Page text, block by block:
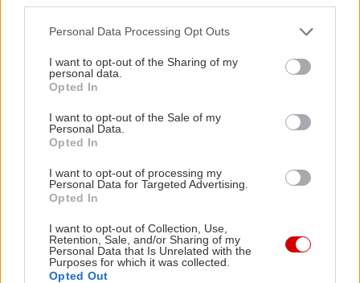
Please note that this website/app uses one or more Google
not limited to your visit or usage behaviour. You may click to
grant or deny consent to Google and its third-party tags to
use your data for below specified purposes in below Google
consent section.
Personal Data Processing Opt Outs
I want to opt-out of the Sharing of my
personal data.
Opted In
I want to opt-out of the Sale of my
Personal Data.
Opted In
I want to opt-out of processing my
Personal Data for Targeted Advertising.
Opted In
I want to opt-out of Collection, Use,
Retention, Sale, and/or Sharing of my
Personal Data that Is Unrelated with the
Purposes for which it was collected.
Opted Out